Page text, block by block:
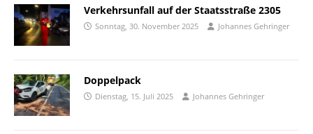
Verkehrsunfall auf der Staatsstraße 2305
Sonntag, 30. November 2025 Johannes Gehringer
Doppelpack
Dienstag, 15. Juli 2025 Johannes Gehringer